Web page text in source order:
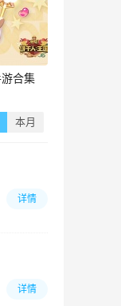
合集
本月
详情
详情